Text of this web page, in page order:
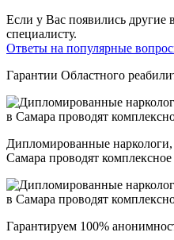
Если у Вас появились другие
специалисту.
Ответы на популярные
Гарантии Областного
Дипломированные
Самара проводят комплексное
Гарантируем 100%